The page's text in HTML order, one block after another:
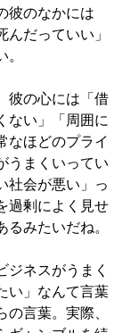
彼のなかには
んだっていい」
彼の心には「借
ない」「周囲に
なほどのプライ
うまくいってい
社会が悪い」っ
過剰によく見せ
みたいだね。
ジネスがうまく
い」なんて言葉
の言葉。実際、